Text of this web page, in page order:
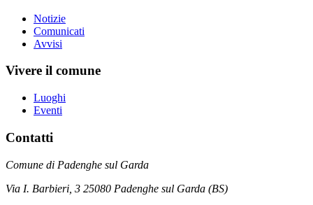
Notizie
Comunicati
Avvisi
Vivere il comune
Luoghi
Eventi
Contatti
Comune di Padenghe sul Garda
Via I. Barbieri, 3 25080 Padenghe sul Garda (BS)